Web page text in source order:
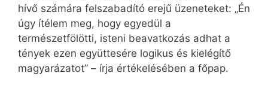
hívő számára felszabadító erejű üzeneteket: „Én
úgy ítélem meg, hogy egyedül a
természetfölötti, isteni beavatkozás adhat a
tények ezen együttesére logikus és kielégítő
magyarázatot” – írja értékelésében a főpap.